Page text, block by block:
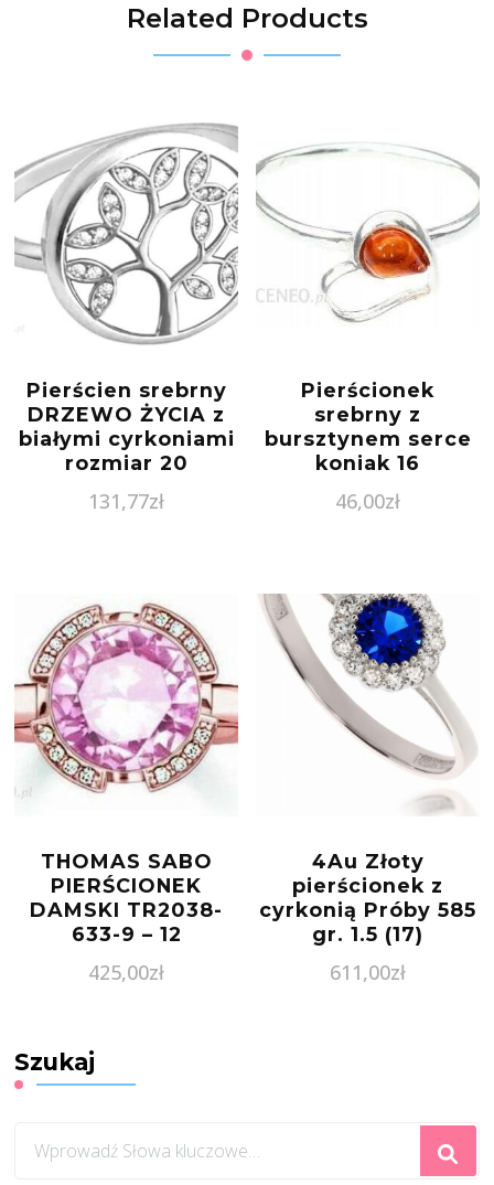
Related Products
Pierścien srebrny
DRZEWO ŻYCIA z
białymi cyrkoniami
rozmiar 20
131,77zł
Pierścionek
srebrny z
bursztynem serce
koniak 16
46,00zł
THOMAS SABO
PIERŚCIONEK
DAMSKI TR2038-
633-9 – 12
425,00zł
4Au Złoty
pierścionek z
cyrkonią Próby 585
gr. 1.5 (17)
611,00zł
Szukaj
czegoś?